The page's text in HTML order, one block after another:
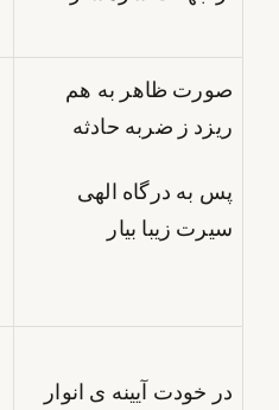
صورت ظاهر به هم
ریزد ز ضربه حادثه
پس به درگاه الهی
سیرت زیبا بیار
در خودت آیینه ی انوار